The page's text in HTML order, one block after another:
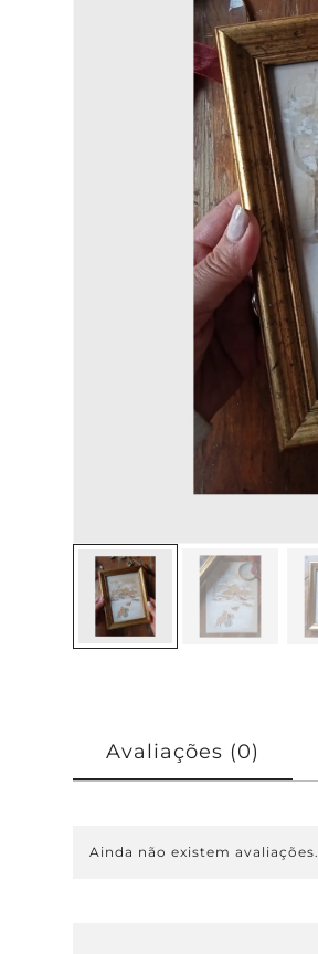
Avaliações (0)
Ainda não existem avaliações.